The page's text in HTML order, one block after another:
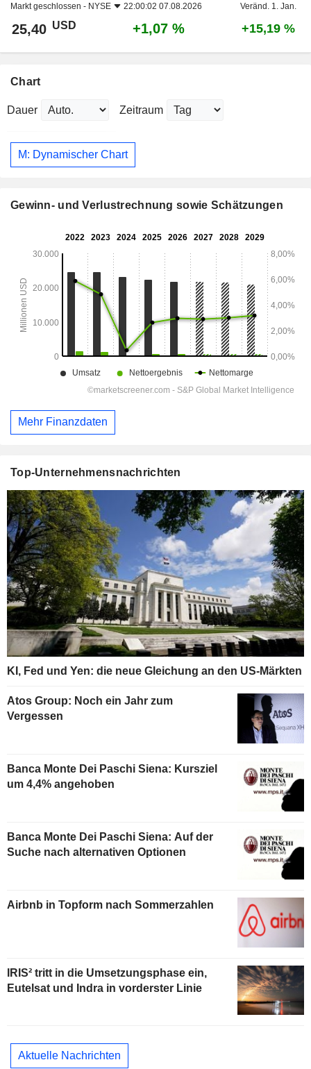
Markt geschlossen - NYSE 22:00:02 07.08.2026 Veränd. 1. Jan.
25,40 USD +1,07 % +15,19 %
Chart
Dauer Zeitraum
M: Dynamischer Chart
Gewinn- und Verlustrechnung sowie Schätzungen
Mehr Finanzdaten
Top-Unternehmensnachrichten
KI, Fed und Yen: die neue Gleichung an den US-Märkten
Atos Group: Noch ein Jahr zum
Vergessen
Banca Monte Dei Paschi Siena: Kursziel
um 4,4% angehoben
Banca Monte Dei Paschi Siena: Auf der
Suche nach alternativen Optionen
Airbnb in Topform nach Sommerzahlen
IRIS² tritt in die Umsetzungsphase ein,
Eutelsat und Indra in vorderster Linie
Aktuelle Nachrichten